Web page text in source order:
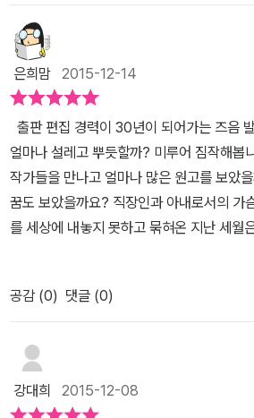
어간 시간의 흔적’들을 오랜 시간 묵혔다가
기되는 것은 한순 시인의 시에 대한 기대감
석주 시인은 ‘여자 사람’으로 주목하고 있다.
닿는’것으로 한순의 시에서 발견되는‘식물성
아가 최윤 소설가의 눈에는 “여성성이 사그
와 맞서는 여자! 그 여자의 무기는 물기이다
시를 이해하는 시각을 제시한다. 여자, 편집
살아오는 동안 삶의 굵직한 선을 넘을 때마
되어왔을 것이다. 시집의 제목처럼 제 안에
하게 내려는 것보다 오히려 녹아들고 섞이
삶은 더 빛난다는 것을 알만한 시간을 쌓아
인의 시에 대한 기대감으로 전환된다. 가까
다가온다.
내용은아련하고 추억하고 따뜻하고 슬프고
으로 다가오더라구요.아직 30대 초반인 제
험해보지 못했던 감정들도 나오는거 같아서
을때 나도 이러한 느낌이 들겠지?'라는
자사람'의 시라고 이야기 하는 저자의 시집.
일을하고 있는 입장이여서 그런지 딱 한마
그 순간들을 아련하게 멋지게 표현한 저자
같았어요. ​​ 육아로 살림으로 일로 지칠때
의 깊은 슬픔이 말을 걸때>를 읽으면 공감
마음에 힘을 갖게 해 줄거 같아요. '김치찌
엄마의 엄마, 엄마의 엄마가 끓였을 오후2
함이 느껴지기도 했고'시인1'에서 까만양복
들 이라는 생각이 들었어요. 따뜻한 차와
읽으며 가슴먹먹함과 찡함을 느낄 수 있
은희맘 2015-12-14
출판 편집 경력이 30년이 되어가는 즈음
얼마나 설레고 뿌듯할까? 미루어 짐작해봅
작가들을 만나고 얼마나 많은 원고를 보았
꿈도 보았을까요? 직장인과 아내로서의 가
를 세상에 내놓지 못하고 묶혀온 지난 세월
되어 느끼는 헛헛함과 지나간 야속한 세월
느껴보아서 일까요? 비탈진 색깔, 최초의 입
눌러 삼킨다/ -25p위 싯구의 '철쭉의 파장'은 여자사람으로의 삶을
살아가는데 느끼는 억눌린 감정의 파장이
나의 모습이 될 미래처럼 오버랩되는 슬픈
공감 (0) 댓글 (0)
강대희 2015-12-08